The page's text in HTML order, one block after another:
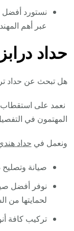
نستورد أفضل
عبر أهم
حداد
هل تبحث عن حداد
نعمد على استقطاب
المهتمون في
ونعمل في حداد
صيانة وتصليح
نوفر أفضل
لحمايتها من
تركيب كافة